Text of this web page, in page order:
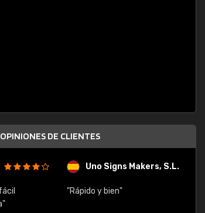
OPINIONES DE CLIENTES
Uno Signs Makers, S.L.
"Rápido y bien"